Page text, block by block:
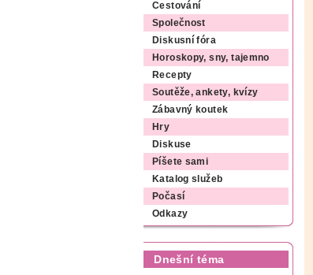
Cestování
Společnost
Diskusní fóra
Horoskopy, sny, tajemno
Recepty
Soutěže, ankety, kvízy
Zábavný koutek
Hry
Diskuse
Píšete sami
Katalog služeb
Počasí
Odkazy
Dnešní téma